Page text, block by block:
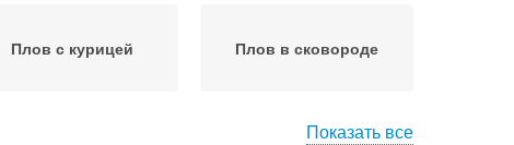
Плов с курицей Плов в сковороде
Показать все